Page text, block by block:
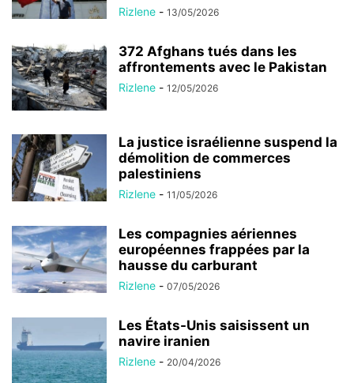
Rizlene - 13/05/2026
372 Afghans tués dans les
affrontements avec le Pakistan
Rizlene - 12/05/2026
La justice israélienne suspend la
démolition de commerces
palestiniens
Rizlene - 11/05/2026
Les compagnies aériennes
européennes frappées par la
hausse du carburant
Rizlene - 07/05/2026
Les États-Unis saisissent un
navire iranien
Rizlene - 20/04/2026